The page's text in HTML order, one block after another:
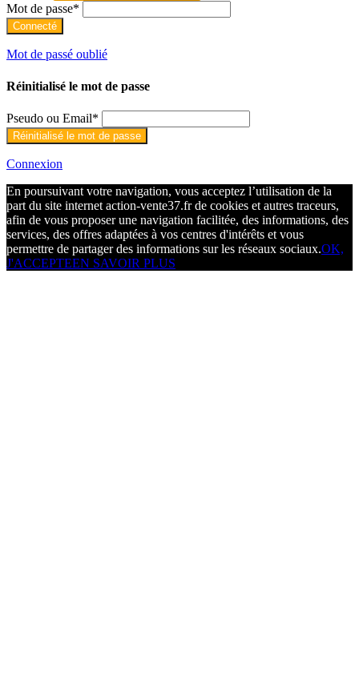
Mot de passe*
Mot de passé oublié
Réinitialisé le mot de passe
Pseudo ou Email*
Connexion
En poursuivant votre navigation, vous acceptez l’utilisation de la
part du site internet action-vente37.fr de cookies et autres traceurs,
afin de vous proposer une navigation facilitée, des informations, des
services, des offres adaptées à vos centres d'intérêts et vous
permettre de partager des informations sur les réseaux sociaux.OK,
J'ACCEPTEEN SAVOIR PLUS